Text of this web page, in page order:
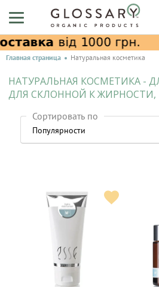
Главная страница Натуральная косметика
НАТУРАЛЬНАЯ КОСМЕТИКА -
ДЛЯ СКЛОННОЙ К
Сортировать по